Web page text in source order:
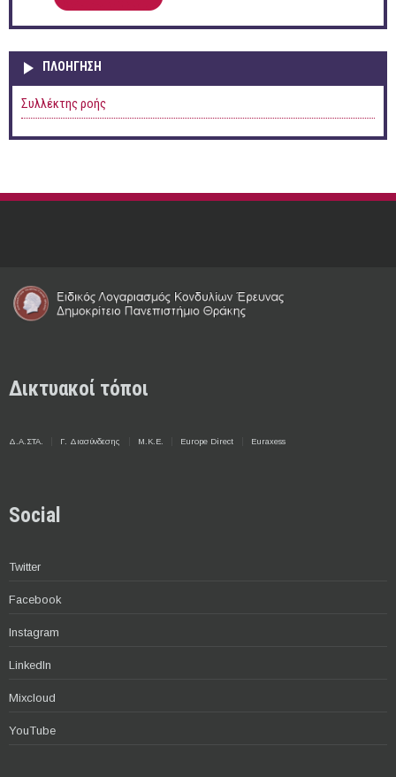
ΠΛΟΉΓΗΣΗ
Συλλέκτης ροής
Δικτυακοί τόποι
Δ.Α.ΣΤΑ. Γ. Διασύνδεσης Μ.Κ.Ε. Europe Direct Euraxess
Social
Twitter
Facebook
Instagram
LinkedIn
Mixcloud
YouTube